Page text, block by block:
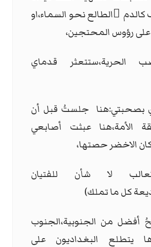
ِالطالع نحو السماء،او
على رؤوس المحتجين،
قدماي
بصحبتي:هنا جلستُ قبل أن
الأمة،هنا عبثت أصابعي
الاخضر حصتها،
لا شأن للفتيان
كل ما تملك)
أفضل من الجنوبية،الجنوب
يتطلع البغداديون على